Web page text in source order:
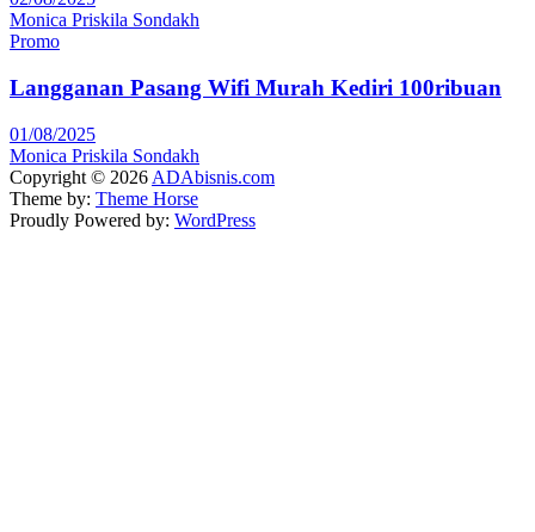
Monica Priskila Sondakh
Promo
Langganan Pasang Wifi Murah Kediri 100ribuan
01/08/2025
Monica Priskila Sondakh
Copyright © 2026 ADAbisnis.com
Theme by: Theme Horse
Proudly Powered by: WordPress